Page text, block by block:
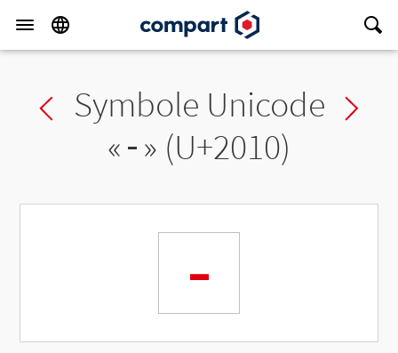
Previous char
Symbole Unicode
«‐» (U+2010)
‐